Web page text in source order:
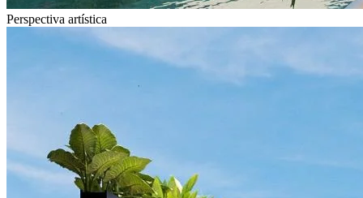
Perspectiva artística